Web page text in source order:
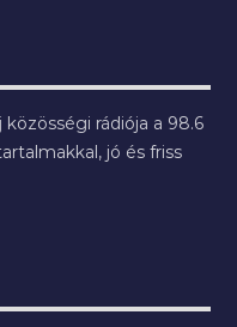
rádiója a 98.6
jó és friss